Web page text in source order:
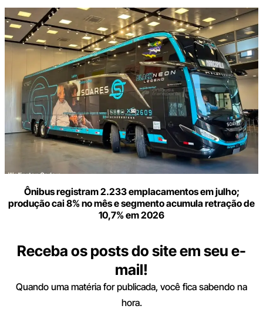
Ônibus registram 2.233 emplacamentos em julho;
produção cai 8% no mês e segmento acumula retração de
10,7% em 2026
Receba os posts do site em seu e-
mail!
Quando uma matéria for publicada, você fica sabendo na
hora.